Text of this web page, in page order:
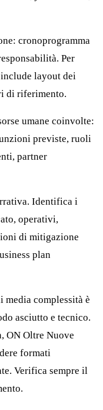
cronoprogramma
Per
layout dei
di riferimento.
umane coinvolte:
previste, ruoli
partner
Identifica i
operativi,
di mitigazione
plan
media complessità è
asciutto e tecnico.
ON Oltre Nuove
formati
Verifica sempre il